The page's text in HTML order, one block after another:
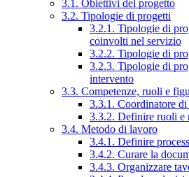
3.1. Obiettivi del progetto
3.2. Tipologie di progetti
3.2.1. Tipologie di
coinvolti nel servizio
3.2.2. Tipologie di
3.2.3. Tipologie di
intervento
3.3. Competenze, ruoli e
3.3.1. Coordinatore
3.3.2. Definire ruoli e
3.4. Metodo di lavoro
3.4.1. Definire
3.4.2. Curare la
3.4.3. Organizzare